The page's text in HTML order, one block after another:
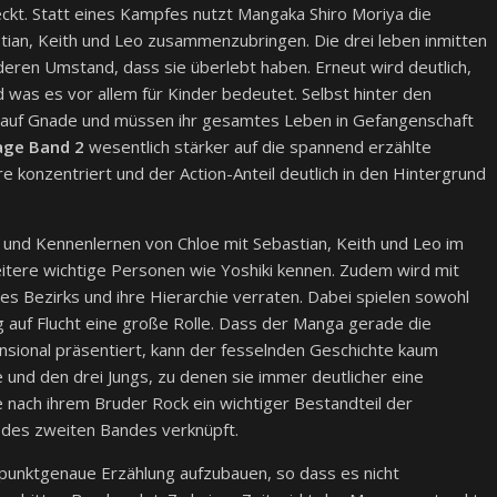
Statt eines Kampfes nutzt Mangaka Shiro Moriya die
Keith und Leo zusammenzubringen. Die drei leben inmitten
Umstand, dass sie überlebt haben. Erneut wird deutlich,
es vor allem für Kinder bedeutet. Selbst hinter den
Gnade und müssen ihr gesamtes Leben in Gefangenschaft
Band 2 wesentlich stärker auf die spannend erzählte
konzentriert und der Action-Anteil deutlich in den Hintergrund
Kennenlernen von Chloe mit Sebastian, Keith und Leo im
wichtige Personen wie Yoshiki kennen. Zudem wird mit
Bezirks und ihre Hierarchie verraten. Dabei spielen sowohl
Flucht eine große Rolle. Dass der Manga gerade die
präsentiert, kann der fesselnden Geschichte kaum
den drei Jungs, zu denen sie immer deutlicher eine
nach ihrem Bruder Rock ein wichtiger Bestandteil der
zweiten Bandes verknüpft.
Erzählung aufzubauen, so dass es nicht